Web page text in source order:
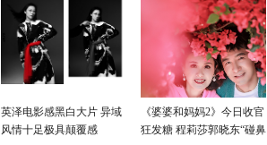
英泽电影感黑白大片 异域
风情十足极具颠覆感
《婆婆和妈妈2》今日收官
狂发糖 程莉莎郭晓东“碰鼻